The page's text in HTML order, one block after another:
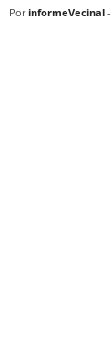
Por informeVecinal-